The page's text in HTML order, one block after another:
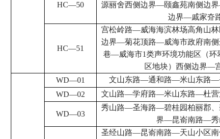
HC—50
源丽舍西侧边界—颐鑫苑南侧边界
边界—戚家夼
HC—51
宫松岭路—威海海滨林场高角山
边界—菊花顶路—威海市政府南
巷—威海市1类声环境功能区（环
区地块）西侧边界—
WD—01 文山东路—通和路—米山东路—
WD—02 文山路—学府路—米山东路—杜
WD—03
秀山路—圣海路—碧桂园柏丽郡
界—昆嵛南路—
圣经山路—昆嵛南路—天山小区